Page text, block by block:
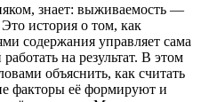
знает: выживаемость —
история о том, как
содержания управляет сама
на результат. В этом
объяснить, как считать
факторы её формируют и